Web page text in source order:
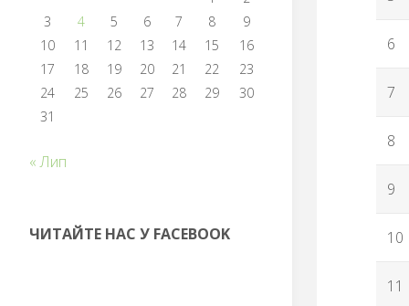
6
7
8
9
10
11
3
4 5 6 7 8
9
10
11 12 13 14 15
16
17
18 19 20 21 22
23
24
25 26 27 28 29
30
31
« Лип
ЧИТАЙТЕ НАС У FACEBOOK